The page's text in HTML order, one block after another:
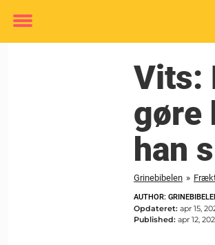
Toggle
Vits:
gøre
han
Grinebibelen »
AUTHOR:
Opdateret: apr 15,
Published: apr 12,